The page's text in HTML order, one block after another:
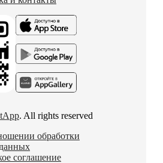
. All rights reserved
обработки
соглашение